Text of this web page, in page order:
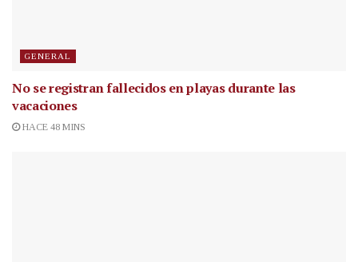
GENERAL
No se registran fallecidos en playas durante las
vacaciones
HACE 48 MINS